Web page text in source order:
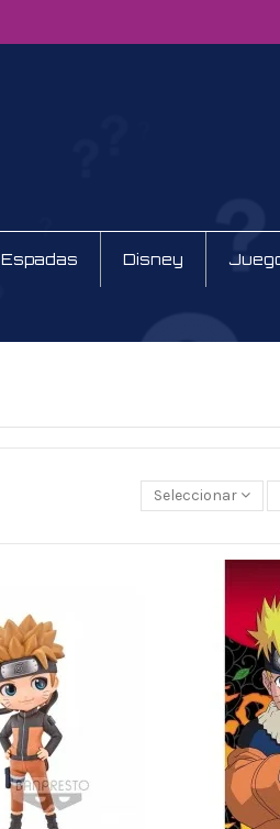
Espadas Disney
Seleccionar